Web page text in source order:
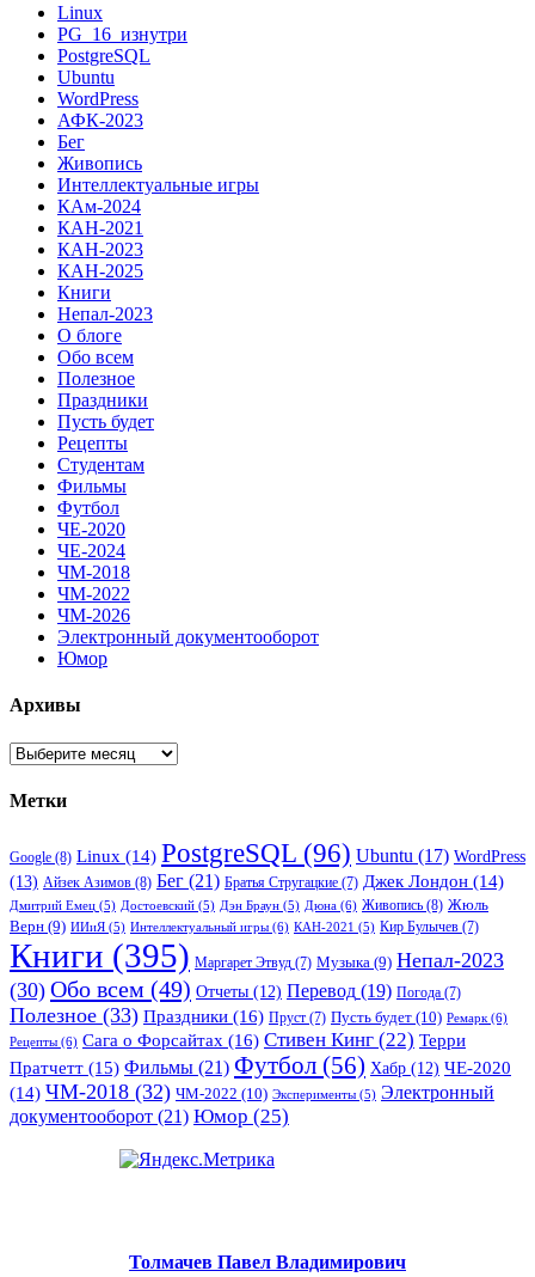
Linux
PG_16_изнутри
PostgreSQL
Ubuntu
WordPress
АФК-2023
Бег
Живопись
Интеллектуальные игры
КАм-2024
КАН-2021
КАН-2023
КАН-2025
Книги
Непал-2023
О блоге
Обо всем
Полезное
Праздники
Пусть будет
Рецепты
Студентам
Фильмы
Футбол
ЧЕ-2020
ЧЕ-2024
ЧМ-2018
ЧМ-2022
ЧМ-2026
Электронный документооборот
Юмор
Архивы
Архивы
Метки
Google (8) Linux (14) PostgreSQL (96) Ubuntu (17) WordPress
(13) Айзек Азимов (8) Бег (21) Братья Стругацкие (7) Джек Лондон (14)
Дмитрий Емец (5) Достоевский (5) Дэн Браун (5) Дюна (6) Живопись (8) Жюль
Верн (9) ИИиЯ (5) Интеллектуальный игры (6) КАН-2021 (5) Кир Булычев (7)
Книги (395) Маргарет Этвуд (7) Музыка (9) Непал-2023
(30) Обо всем (49) Отчеты (12) Перевод (19) Погода (7)
Полезное (33) Праздники (16) Пруст (7) Пусть будет (10) Ремарк (6)
Рецепты (6) Сага о Форсайтах (16) Стивен Кинг (22) Терри
Пратчетт (15) Фильмы (21) Футбол (56) Хабр (12) ЧЕ-2020
(14) ЧМ-2018 (32) ЧМ-2022 (10) Эксперименты (5) Электронный
документооборот (21) Юмор (25)
Толмачев Павел Владимирович